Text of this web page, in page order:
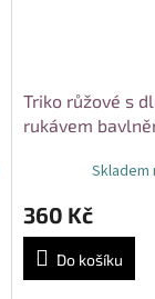
Triko růžové s
rukávem
Skladem
360 Kč
Do košíku